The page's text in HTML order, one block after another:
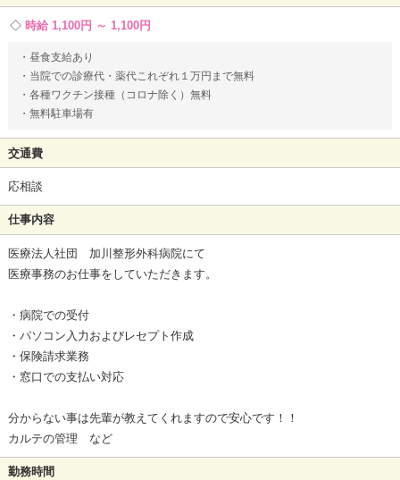
時給 1,100円 ～ 1,100円
・昼食支給あり
・当院での診療代・薬代これぞれ１万円まで無料
・各種ワクチン接種（コロナ除く）無料
・無料駐車場有
交通費
応相談
仕事内容
医療法人社団 加川整形外科病院にて
医療事務のお仕事をしていただきます。
・病院での受付
・パソコン入力およびレセプト作成
・保険請求業務
・窓口での支払い対応
分からない事は先輩が教えてくれますので安心です！！
カルテの管理 など
勤務時間